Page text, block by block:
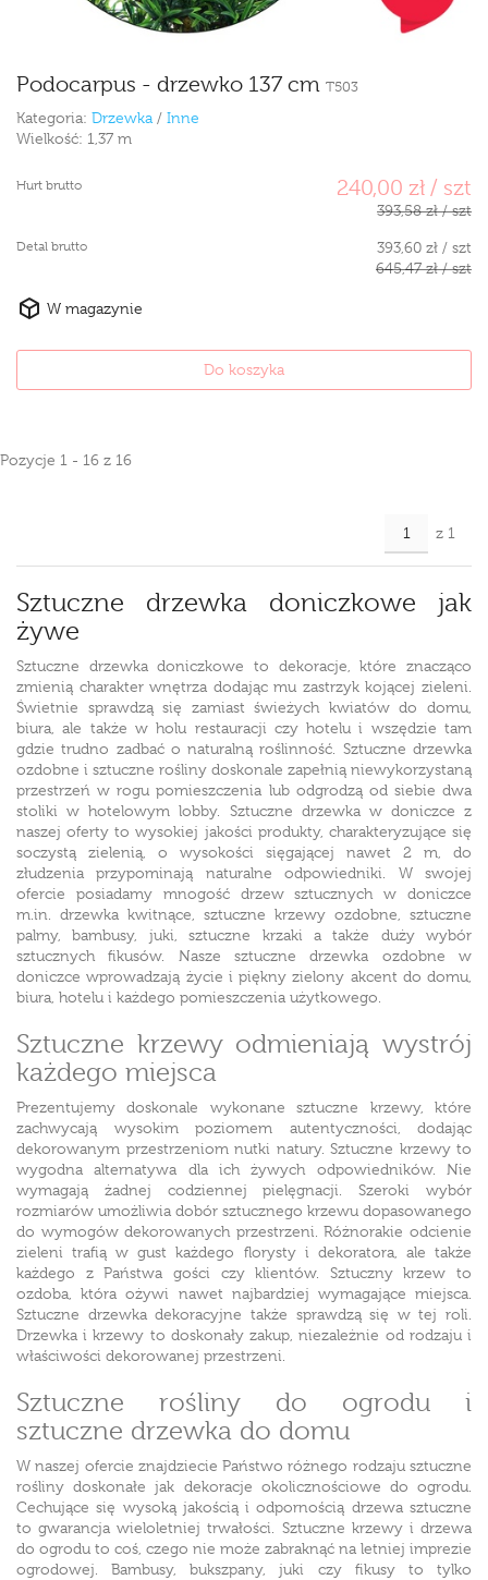
Podocarpus - drzewko 137 cm T503
Kategoria: Drzewka/ Inne
Wielkość: 1,37 m
Hurt brutto 240,00 zł / szt
393,58 zł / szt
Detal brutto
393,60 zł / szt
645,47 zł / szt
W magazynie
Do koszyka
Pozycje 1 - 16 z 16
z 1
Sztuczne drzewka doniczkowe jak
żywe
Sztuczne drzewka doniczkowe to dekoracje, które znacząco
zmienią charakter wnętrza dodając mu zastrzyk kojącej zieleni.
Świetnie sprawdzą się zamiast świeżych kwiatówdo domu,
biura, ale także w holu restauracji czy hotelu i wszędzie tam
gdzie trudno zadbać o naturalną roślinność. Sztuczne drzewka
ozdobne i sztuczne rośliny doskonale zapełnią niewykorzystaną
przestrzeń w rogu pomieszczenia lub odgrodzą od siebie dwa
stoliki w hotelowym lobby. Sztuczne drzewka w doniczce z
naszej oferty to wysokiej jakości produkty, charakteryzujące się
soczystą zielenią, o wysokości sięgającej nawet 2 m, do
złudzenia przypominają naturalne odpowiedniki. W swojej
ofercie posiadamy mnogość drzew sztucznych w doniczce
m.in. drzewka kwitnące, sztuczne krzewy ozdobne, sztuczne
palmy, bambusy, juki, sztuczne krzaki a także duży wybór
sztucznych fikusów. Nasze sztuczne drzewka ozdobne w
doniczce wprowadzają życie i pięknyzielony akcent do domu,
biura, hotelu i każdego pomieszczenia użytkowego.
Sztuczne krzewy odmieniają wystrój
każdego miejsca
Prezentujemy doskonale wykonane sztuczne krzewy, które
zachwycają wysokim poziomem autentyczności, dodając
dekorowanym przestrzeniom nutki natury. Sztuczne krzewyto
wygodna alternatywa dla ich żywych odpowiedników. Nie
wymagają żadnej codziennej pielęgnacji. Szeroki wybór
rozmiarów umożliwia dobór sztucznego krzewu dopasowanego
do wymogów dekorowanych przestrzeni. Różnorakie odcienie
zieleni trafią w gust każdego florysty i dekoratora, ale także
każdego z Państwa gości czy klientów. Sztuczny krzew to
ozdoba, która ożywi nawet najbardziej wymagające miejsca.
Sztuczne drzewka dekoracyjne także sprawdzą się w tej roli.
Drzewka i krzewy to doskonały zakup, niezależnie od rodzaju i
właściwości dekorowanej przestrzeni.
Sztuczne rośliny do ogrodu i
sztuczne drzewka do domu
W naszej ofercie znajdziecie Państwo różnego rodzaju sztuczne
rośliny doskonałe jak dekoracje okolicznościowe do ogrodu.
Cechujące się wysoką jakością i odpornością drzewa sztuczne
to gwarancja wieloletniej trwałości. Sztuczne krzewy i drzewa
do ogrodu to coś, czego nie może zabraknąć na letniej imprezie
ogrodowej. Bambusy, bukszpany, juki czy fikusy to tylko